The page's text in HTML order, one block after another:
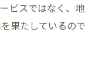
ビスではなく、地
果たしているので